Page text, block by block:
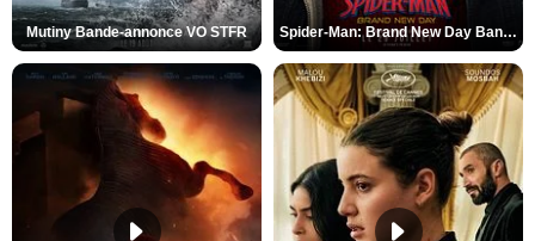
Mutiny Bande-annonce VO STFR Spider-Man: Brand New Day Bande-annonce VO STFR